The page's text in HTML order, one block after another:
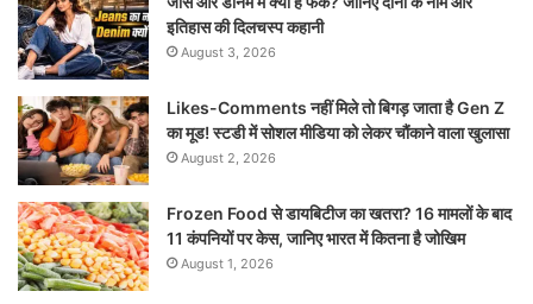
इतिहास की दिलचस्प कहानी
August 3, 2026
Likes-Comments नहीं मिले तो बिगड़ जाता है Gen Z
का मूड! स्टडी में सोशल मीडिया को लेकर चौंकाने वाला खुलासा
August 2, 2026
Frozen Food से डायबिटीज का खतरा? 16 मामलों के बाद
11 कंपनियों पर केस, जानिए भारत में कितना है जोखिम
August 1, 2026